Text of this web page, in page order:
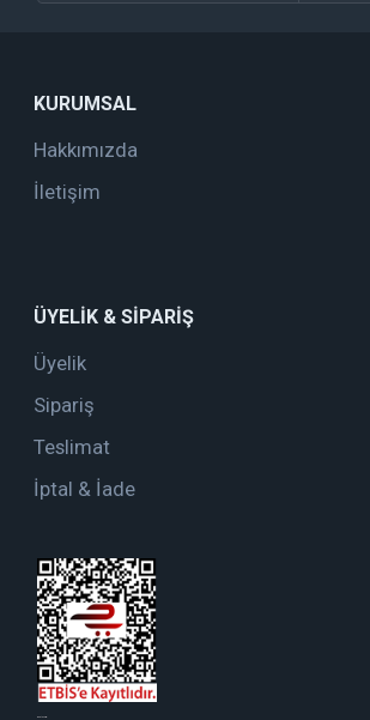
KURUMSAL
Hakkımızda
İletişim
ÜYELİK & SİPARİŞ
Üyelik
Sipariş
Teslimat
İptal & İade